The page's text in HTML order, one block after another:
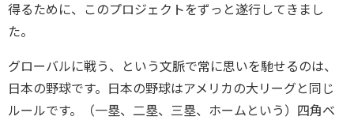
得るために、このプロジェクトをずっと遂行してきまし
た。
グローバルに戦う、という文脈で常に思いを馳せるのは、
日本の野球です。日本の野球はアメリカの大リーグと同じ
ルールです。（一塁、二塁、三塁、ホームという）四角ベ